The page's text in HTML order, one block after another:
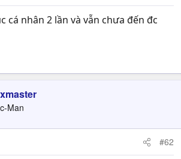
cá nhân 2 lần và vẫn chưa đến đc
Man
#62